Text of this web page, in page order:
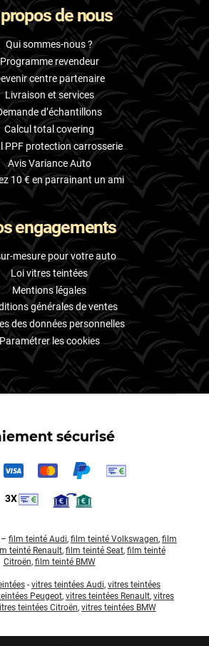
de nous
Qui sommes-nous ?
Programme revendeur
centre partenaire
Livraison et services
d’échantillons
Calcul total covering
PPF protection carrosserie
Avis Variance Auto
10 € en parrainant un ami
engagements
mesure pour votre auto
Loi vitres teintées
Mentions légales
générales de ventes
des données personnelles
les cookies
sécurisé
3X
– film teinté Audi, film teinté Volkswagen, film
teinté Renault, film teinté Seat, film teinté
Citroën, film teinté BMW
- vitres teintées Audi, vitres teintées
Peugeot, vitres teintées Renault, vitres
teintées Citroën, vitres teintées BMW